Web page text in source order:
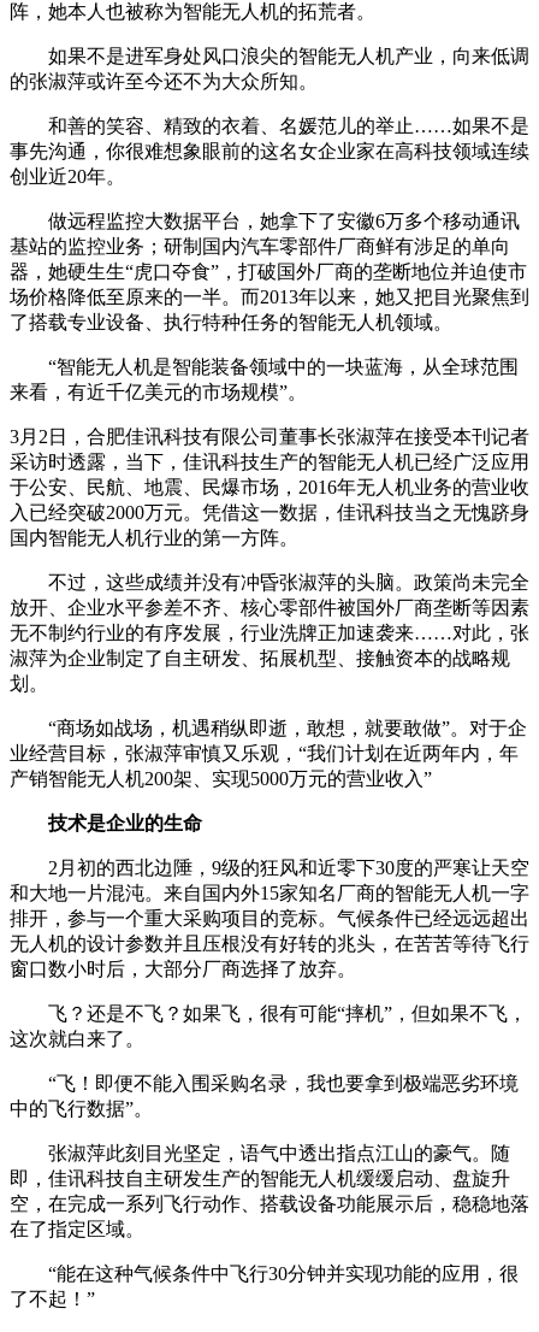
阵，她本人也被称为智能无人机的拓荒者。
如果不是进军身处风口浪尖的智能无人机产业，向来低调
的张淑萍或许至今还不为大众所知。
和善的笑容、精致的衣着、名媛范儿的举止……如果不是
事先沟通，你很难想象眼前的这名女企业家在高科技领域连续
创业近20年。
做远程监控大数据平台，她拿下了安徽6万多个移动通讯
基站的监控业务；研制国内汽车零部件厂商鲜有涉足的单向
器，她硬生生“虎口夺食”，打破国外厂商的垄断地位并迫使市
场价格降低至原来的一半。而2013年以来，她又把目光聚焦到
了搭载专业设备、执行特种任务的智能无人机领域。
“智能无人机是智能装备领域中的一块蓝海，从全球范围
来看，有近千亿美元的市场规模”。
3月2日，合肥佳讯科技有限公司董事长张淑萍在接受本刊记者
采访时透露，当下，佳讯科技生产的智能无人机已经广泛应用
于公安、民航、地震、民爆市场，2016年无人机业务的营业收
入已经突破2000万元。凭借这一数据，佳讯科技当之无愧跻身
国内智能无人机行业的第一方阵。
不过，这些成绩并没有冲昏张淑萍的头脑。政策尚未完全
放开、企业水平参差不齐、核心零部件被国外厂商垄断等因素
无不制约行业的有序发展，行业洗牌正加速袭来……对此，张
淑萍为企业制定了自主研发、拓展机型、接触资本的战略规
划。
“商场如战场，机遇稍纵即逝，敢想，就要敢做”。对于企
业经营目标，张淑萍审慎又乐观，“我们计划在近两年内，年
产销智能无人机200架、实现5000万元的营业收入”
技术是企业的生命
2月初的西北边陲，9级的狂风和近零下30度的严寒让天空
和大地一片混沌。来自国内外15家知名厂商的智能无人机一字
排开，参与一个重大采购项目的竞标。气候条件已经远远超出
无人机的设计参数并且压根没有好转的兆头，在苦苦等待飞行
窗口数小时后，大部分厂商选择了放弃。
飞？还是不飞？如果飞，很有可能“摔机”，但如果不飞，
这次就白来了。
“飞！即便不能入围采购名录，我也要拿到极端恶劣环境
中的飞行数据”。
张淑萍此刻目光坚定，语气中透出指点江山的豪气。随
即，佳讯科技自主研发生产的智能无人机缓缓启动、盘旋升
空，在完成一系列飞行动作、搭载设备功能展示后，稳稳地落
在了指定区域。
“能在这种气候条件中飞行30分钟并实现功能的应用，很
了不起！”